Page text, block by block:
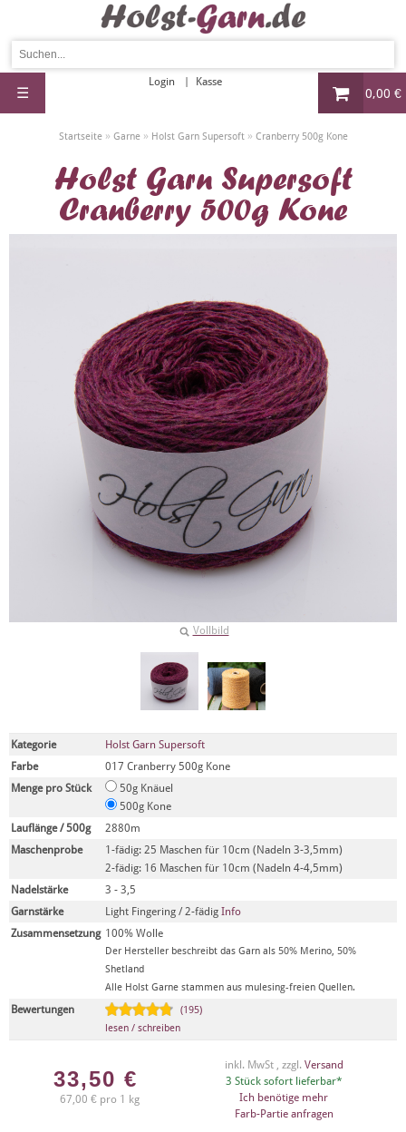
0,00 €
Login Kasse
☰
Startseite» Garne» Holst Garn Supersoft» Cranberry 500g Kone
Holst Garn Supersoft
Cranberry 500g Kone
Vollbild
Kategorie
Holst Garn Supersoft
Farbe
017 Cranberry 500g Kone
Menge pro Stück
50g Knäuel
500g Kone
Lauflänge / 500g
2880m
Maschenprobe
1-fädig: 25 Maschen für 10cm (Nadeln 3-3,5mm)
2-fädig: 16 Maschen für 10cm (Nadeln 4-4,5mm)
Nadelstärke
3 - 3,5
Garnstärke
Light Fingering / 2-fädig Info
Zusammensetzung 100% Wolle
Der Hersteller beschreibt das Garn als 50% Merino, 50%
Shetland
Alle Holst Garne stammen aus mulesing-freien Quellen.
Bewertungen
(195)
lesen / schreiben
33,50 €
67,00 € pro 1 kg
inkl. MwSt , zzgl. Versand
3 Stück sofort lieferbar*
Ich benötige mehr
Farb-Partie anfragen